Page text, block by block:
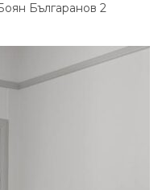
Българанов 2